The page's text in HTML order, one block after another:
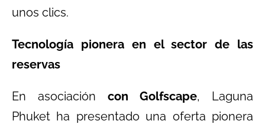
unos clics.
Tecnología pionera en el sector de las
reservas
En asociación con Golfscape, Laguna
Phuket ha presentado una oferta pionera